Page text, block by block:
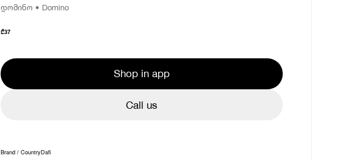
დომინო • Domino
₾37
Shop in app
Call us
Brand / CountryDafi